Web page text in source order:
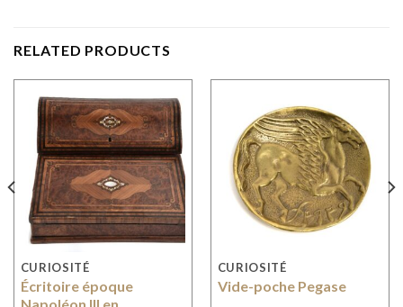
RELATED PRODUCTS
CURIOSITÉ
Écritoire époque
CURIOSITÉ
Vide-poche Pegase